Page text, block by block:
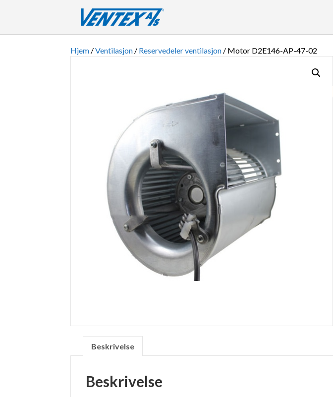
Hjem /Ventilasjon / Reservedeler ventilasjon / Motor D2E146-AP-47-02
Beskrivelse
Beskrivelse